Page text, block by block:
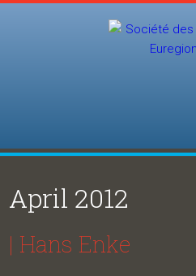
April 2012
| Hans Enke